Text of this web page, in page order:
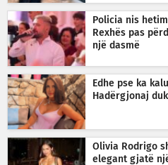
Policia nis
Rexhës pas
një dasmë
Edhe pse ka
Hadërgjonaj
Olivia Rodrigo
elegant gjatë